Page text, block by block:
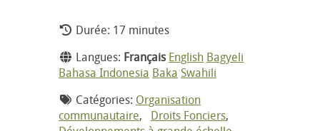
Durée: 17 minutes
Langues: Français English Bagyeli
Bahasa Indonesia Baka Swahili
Catégories: Organisation
communautaire, Droits Fonciers,